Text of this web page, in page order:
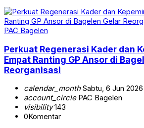
PAC Bagelen
Perkuat Regenerasi Kader dan
Empat Ranting GP Ansor di
Reorganisasi
calendar_monthSabtu, 6 Jun 2026
account_circlePAC Bagelen
visibility143
0Komentar